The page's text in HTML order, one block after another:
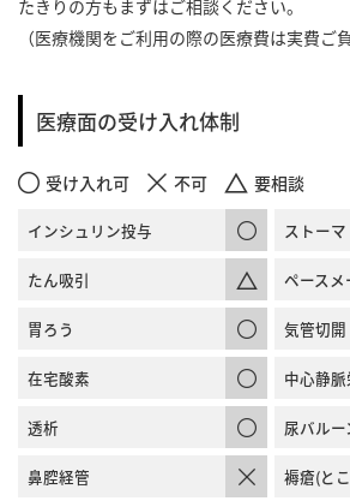
たきりの方もまずはご相談ください。
（医療機関をご利用の際の医療費は実費ご
医療面の受け入れ体制
受け入れ可 不可 要相談
インシュリン投与 ストーマ
たん吸引 ペース
胃ろう 気管切開
在宅酸素 中心静
透析 尿バルー
鼻腔経管 褥瘡(と